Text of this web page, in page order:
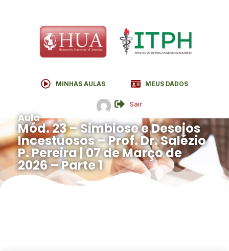
MINHAS AULAS MEUS DADOS
Sair
Aula
Mód. 23 – Simbiose e Desejos
Incestuosos – Prof. Dr. Salézio
P. Pereira | 07 de Março de
2026 – Parte 1